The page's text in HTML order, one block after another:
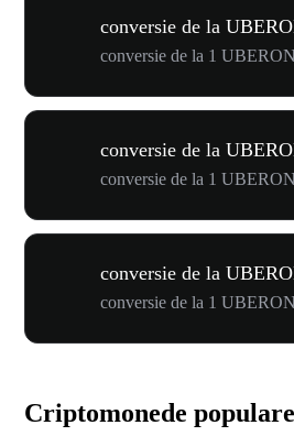
conversie de la
conversie de la 1
conversie de la
conversie de la 1
conversie de la
conversie de la 1
Criptomonede